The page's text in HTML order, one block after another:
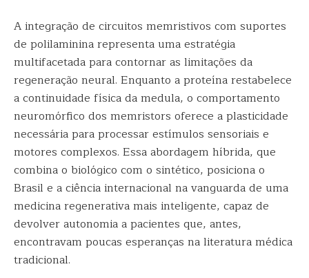
A integração de circuitos memristivos com suportes
de polilaminina representa uma estratégia
multifacetada para contornar as limitações da
regeneração neural. Enquanto a proteína restabelece
a continuidade física da medula, o comportamento
neuromórfico dos memristors oferece a plasticidade
necessária para processar estímulos sensoriais e
motores complexos. Essa abordagem híbrida, que
combina o biológico com o sintético, posiciona o
Brasil e a ciência internacional na vanguarda de uma
medicina regenerativa mais inteligente, capaz de
devolver autonomia a pacientes que, antes,
encontravam poucas esperanças na literatura médica
tradicional.